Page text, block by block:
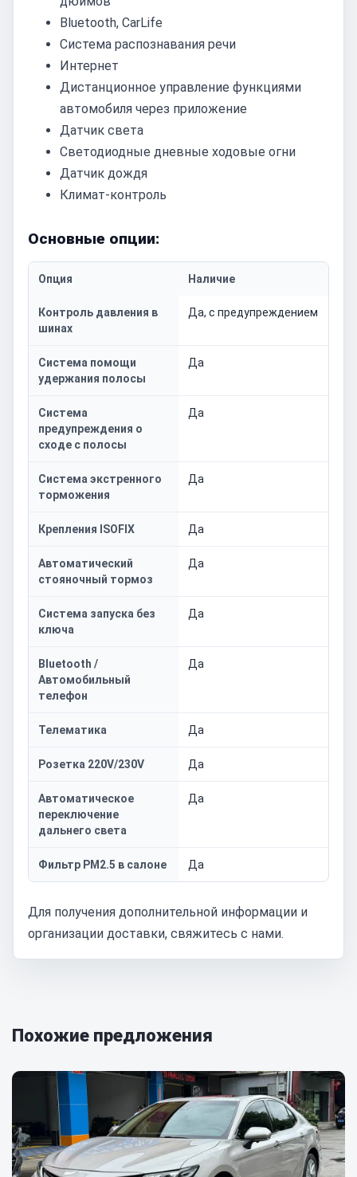
Bluetooth, CarLife
Система распознавания речи
Интернет
Дистанционное управление функциями
автомобиля через приложение
Датчик света
Светодиодные дневные ходовые огни
Датчик дождя
Климат-контроль
Основные опции:
Опция Наличие
Контроль давления в
шинах
Да, с предупреждением
Система помощи
удержания полосы
Да
Система
предупреждения о
сходе с полосы
Да
Система экстренного
торможения
Да
Крепления ISOFIX Да
Автоматический
стояночный тормоз
Да
Система запуска без
ключа
Да
Bluetooth /
Автомобильный
телефон
Да
Телематика Да
Розетка 220V/230V Да
Автоматическое
переключение
дальнего света
Да
Фильтр PM2.5 в салоне Да
Для получения дополнительной информации и
организации доставки, свяжитесь с нами.
Похожие предложения